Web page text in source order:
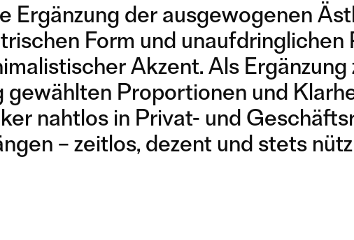
der ausgewogenen
Form und unaufdringlichen
Akzent. Als
Proportionen und
nahtlos in Privat- und
– zeitlos, dezent und stets